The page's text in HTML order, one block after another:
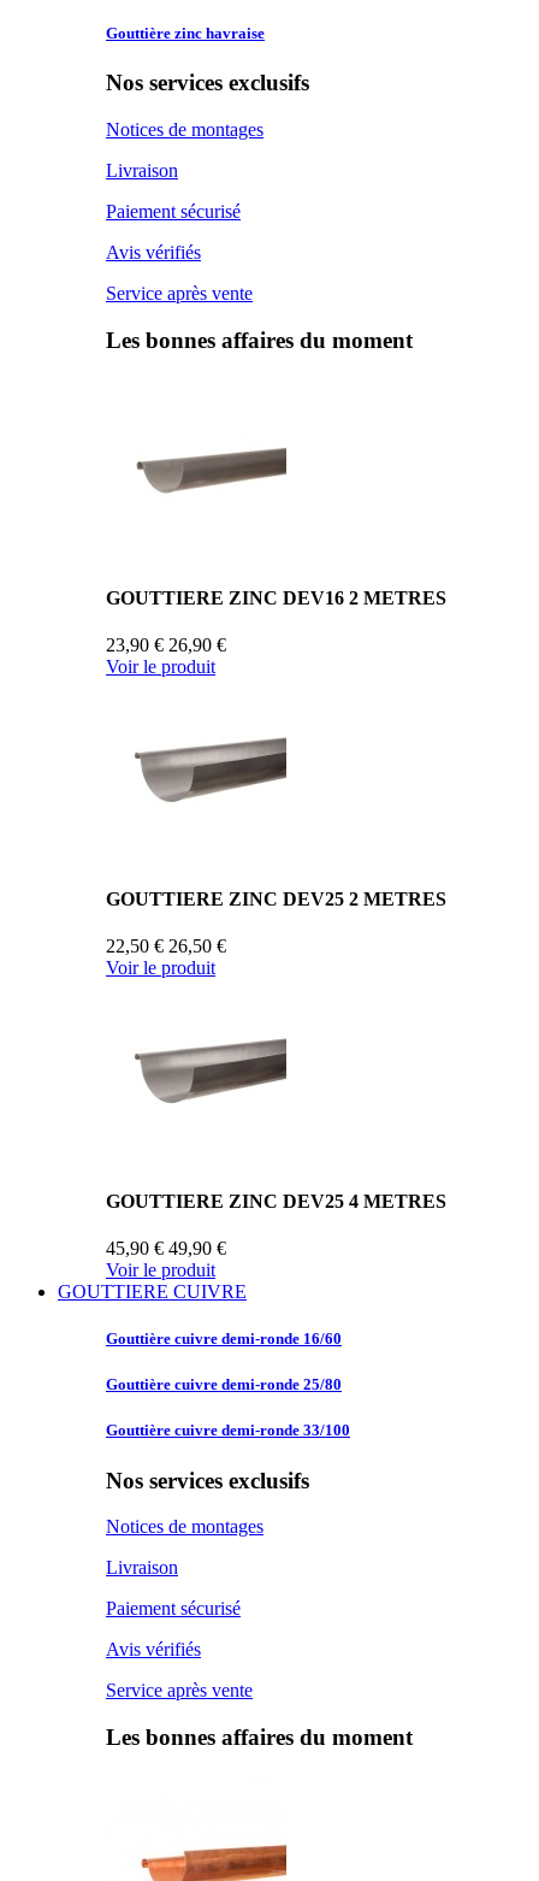
Gouttière zinc havraise
Nos services exclusifs
Notices de montages
Livraison
Paiement sécurisé
Avis vérifiés
Service après vente
Les bonnes affaires du moment
GOUTTIERE ZINC DEV16 2 METRES
23,90 € 26,90 €
Voir le produit
GOUTTIERE ZINC DEV25 2 METRES
22,50 € 26,50 €
Voir le produit
GOUTTIERE ZINC DEV25 4 METRES
45,90 € 49,90 €
Voir le produit
GOUTTIERE CUIVRE
Gouttière cuivre demi-ronde 16/60
Gouttière cuivre demi-ronde 25/80
Gouttière cuivre demi-ronde 33/100
Nos services exclusifs
Notices de montages
Livraison
Paiement sécurisé
Avis vérifiés
Service après vente
Les bonnes affaires du moment